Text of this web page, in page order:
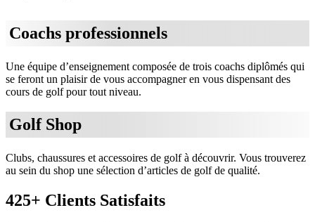
Coachs professionnels
Une équipe d’enseignement composée de trois coachs diplômés qui
se feront un plaisir de vous accompagner en vous dispensant des
cours de golf pour tout niveau.
Golf Shop
Clubs, chaussures et accessoires de golf à découvrir. Vous trouverez
au sein du shop une sélection d’articles de golf de qualité.
425+ Clients Satisfaits